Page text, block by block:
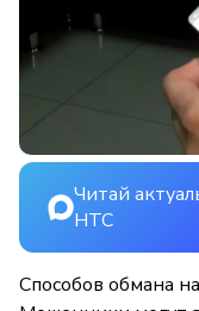
Читай
НТС
Способов обмана